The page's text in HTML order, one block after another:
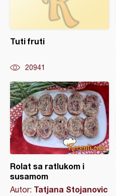
Tuti fruti
20941
Rolat sa ratlukom i
susamom
Autor: Tatjana Stojanovic